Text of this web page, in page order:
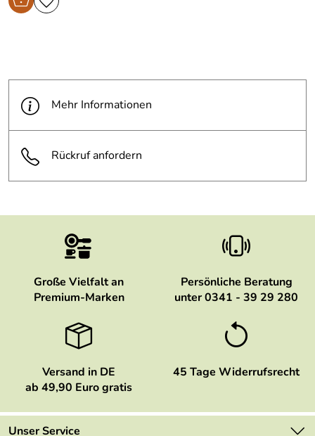
Mehr Informationen
Rückruf anfordern
Große Vielfalt an
Premium-Marken
Persönliche Beratung
unter 0341 - 39 29 280
Versand in DE
ab 49,90 Euro gratis
45 Tage Widerrufsrecht
Unser Service